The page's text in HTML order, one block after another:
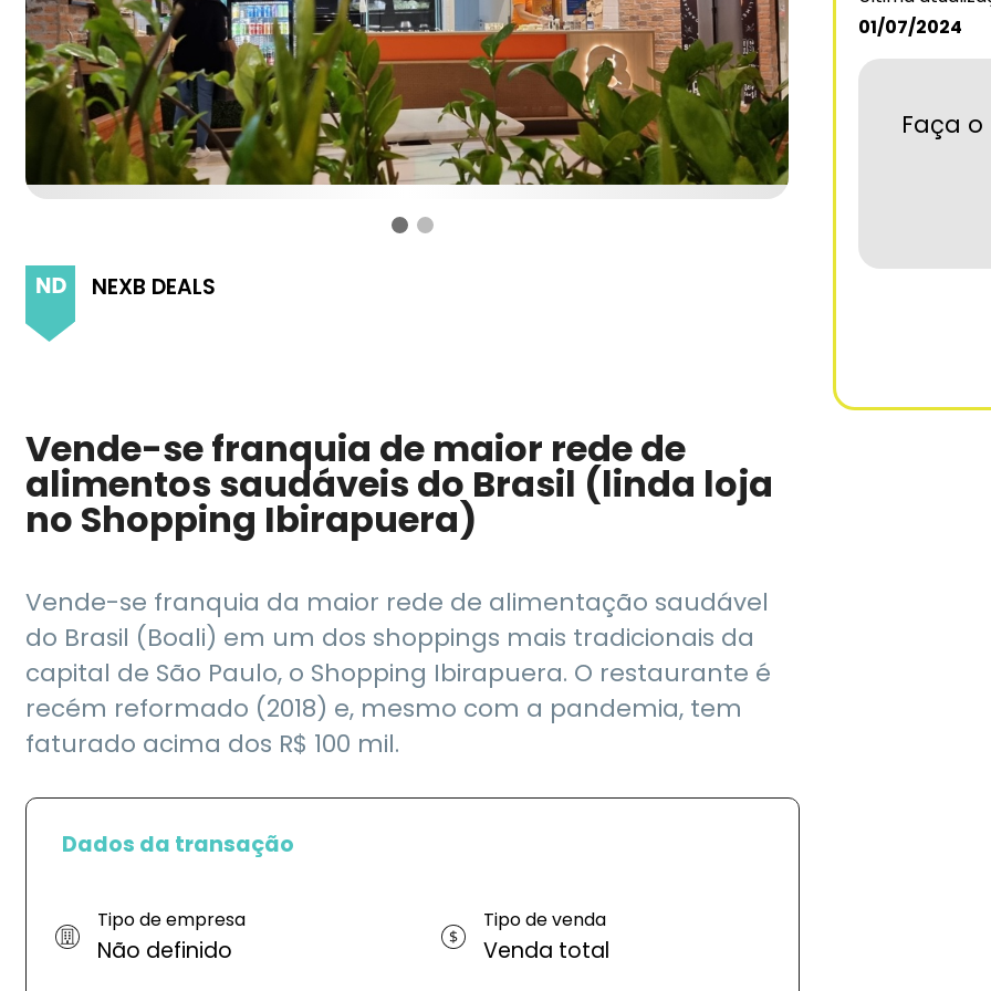
NEXB DEALS
01/07/2024
Faça
Vende-se franquia de maior rede de
alimentos saudáveis do Brasil (linda loja
no Shopping Ibirapuera)
Vende-se franquia da maior rede de alimentação saudável
do Brasil (Boali) em um dos shoppings mais tradicionais da
capital de São Paulo, o Shopping Ibirapuera. O restaurante é
recém reformado (2018) e, mesmo com a pandemia, tem
faturado acima dos R$ 100 mil.
Dados da transação
Tipo de empresa
Não definido
Tipo de venda
Venda total